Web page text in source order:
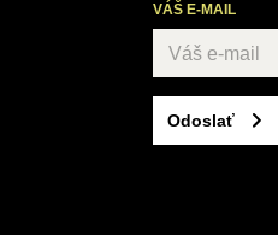
VÁŠ E-MAIL
Odoslať